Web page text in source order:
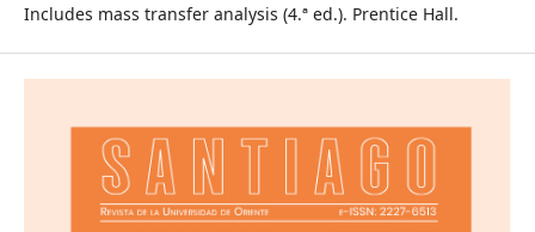
Includes mass transfer analysis (4.ª ed.). Prentice Hall.